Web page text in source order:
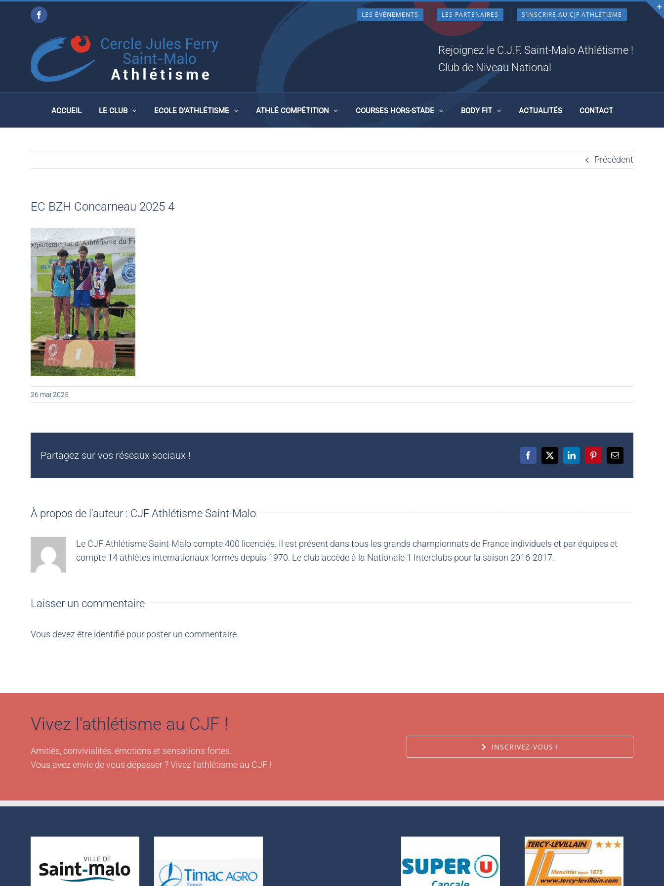
Facebook LES ÉVÈNEMENTS LES PARTENAIRES S’INSCRIRE AU CJF ATHLÉTISME
Rejoignez le C.J.F. Saint-Malo Athlétisme !
Club de Niveau National
ACCUEIL LE CLUB ECOLE D’ATHLÉTISME ATHLÉ COMPÉTITION COURSES HORS-STADE BODY FIT ACTUALITÉS CONTACT
EC BZH CONCARNEAU 2025 4
Précédent
EC BZH Concarneau 2025 4
26 mai 2025
Partagez sur vos réseaux sociaux ! Facebook
X LinkedInPinterestEmail
À propos de l'auteur : CJF Athlétisme Saint-Malo
Le CJF Athlétisme Saint-Malo compte 400 licenciés. Il est présent dans tous les grands championnats de France individuels et par équipes et
compte 14 athlètes internationaux formés depuis 1970. Le club accède à la Nationale 1 Interclubs pour la saison 2016-2017.
Laisser un commentaire
Vous devez être identifié pour poster un commentaire.
Vivez l'athlétisme au CJF !
Amitiés, convivialités, émotions et sensations fortes.
Vous avez envie de vous dépasser ? Vivez l'athlétisme au CJF !
INSCRIVEZ-VOUS !